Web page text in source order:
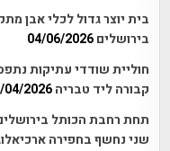
בית יוצר גדול לכלי אבן
בירושלים 04/06/2026
חוליית שודדי עתיקות
קבורה ליד טבריה 04/2026
תחת רחבת הכותל
שני נחשף בחפירה